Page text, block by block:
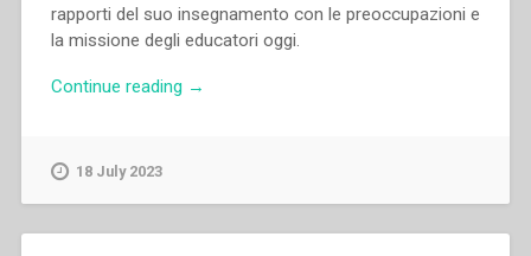
rapporti del suo insegnamento con le preoccupazioni e
la missione degli educatori oggi.
Continue reading “Pietro
→
18 July 2023